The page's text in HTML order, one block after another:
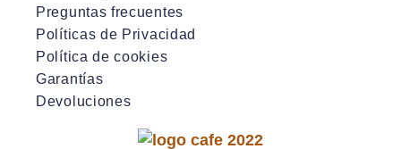
Preguntas frecuentes
Políticas de Privacidad
Política de cookies
Garantías
Devoluciones